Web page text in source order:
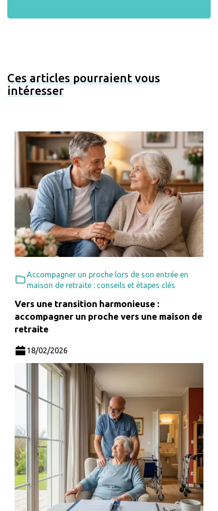
Ces articles pourraient vous
intéresser
Accompagner un proche lors de son entrée en
maison de retraite : conseils et étapes clés
Vers une transition harmonieuse :
accompagner un proche vers une maison de
retraite
18/02/2026